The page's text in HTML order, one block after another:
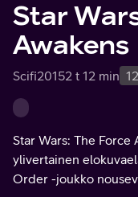
Star
Awakens
Scifi20152 t 12 min
Star Wars: The Force
ylivertainen
Order -joukko